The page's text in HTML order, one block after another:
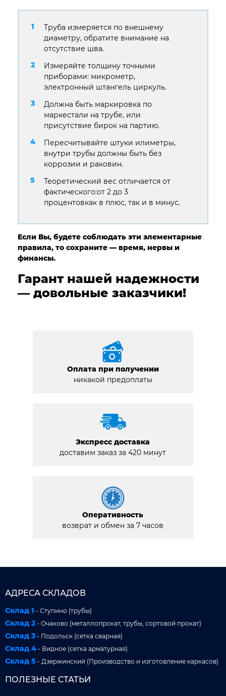
Труба измеряется по внешнему
диаметру, обратите внимание на
отсутствие шва.
Измеряйте толщину точными
приборами: микрометр,
электронный штангель циркуль.
Должна быть маркировка по
маркестали на трубе, или
присутствие бирок на партию.
Пересчитывайте штуки илиметры,
внутри трубы должны быть без
коррозии и раковин.
Теоретический вес отличается от
фактического:от 2 до 3
процентовкак в плюс, так и в минус.
Если Вы, будете соблюдать эти элементарные
правила, то сохраните — время, нервы и
финансы.
Гарант нашей надежности
— довольные заказчики!
Оплата при получении
никакой предоплаты
Экспресс доставка
доставим заказ за 420 минут
Оперативность
возврат и обмен за 7 часов
АДРЕСА СКЛАДОВ
Склад 1 - Ступино (трубы)
Склад 2 - Очаково (металлопрокат, трубы, сортовой прокат)
Склад 3 - Подольск (сетка сварная)
Склад 4 - Видное (сетка арматурная)
Склад 5 - Дзержинский (Производство и изготовление каркасов)
ПОЛЕЗНЫЕ СТАТЬИ